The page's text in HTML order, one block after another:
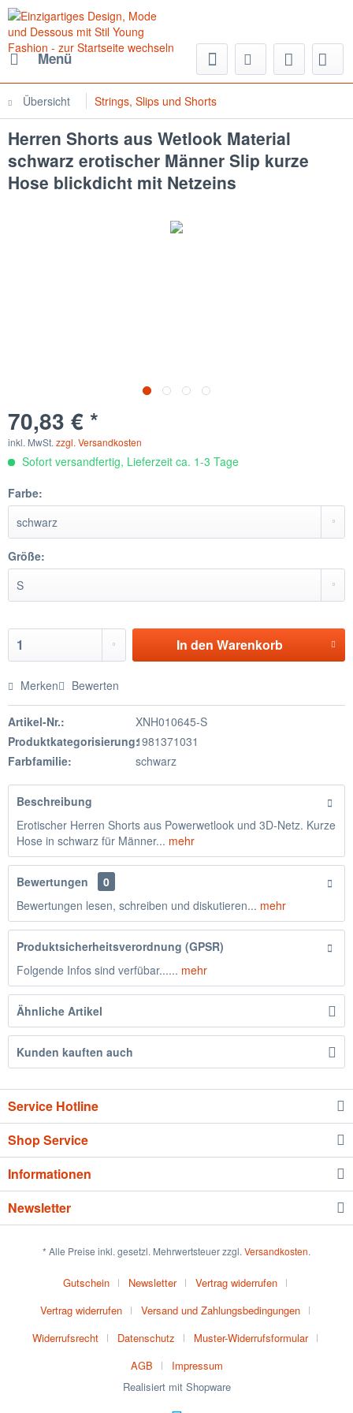
Menü
Übersicht Strings, Slips und Shorts
Herren Shorts aus Wetlook Material
schwarz erotischer Männer Slip kurze
Hose blickdicht mit Netzeins
70,83 € *
inkl. MwSt. zzgl. Versandkosten
Sofort versandfertig, Lieferzeit ca. 1-3 Tage
Farbe:
Größe:
In den Warenkorb
Merken Bewerten
Artikel-Nr.:
XNH010645-S
Produktkategorisierung:1981371031
Farbfamilie:
schwarz
Beschreibung
Erotischer Herren Shorts aus Powerwetlook und 3D-Netz. Kurze
Hose in schwarz für Männer... mehr
Bewertungen
0
Bewertungen lesen, schreiben und diskutieren... mehr
Produktsicherheitsverordnung (GPSR)
Folgende Infos sind verfübar...... mehr
Ähnliche Artikel
Kunden kauften auch
Service Hotline
Shop Service
Informationen
Newsletter
* Alle Preise inkl. gesetzl. Mehrwertsteuer zzgl. Versandkosten.
Gutschein Newsletter
Vertrag widerrufen
Vertrag widerrufen
Versand und Zahlungsbedingungen
Widerrufsrecht
Datenschutz
Muster-Widerrufsformular
AGB
Impressum
Realisiert mit Shopware